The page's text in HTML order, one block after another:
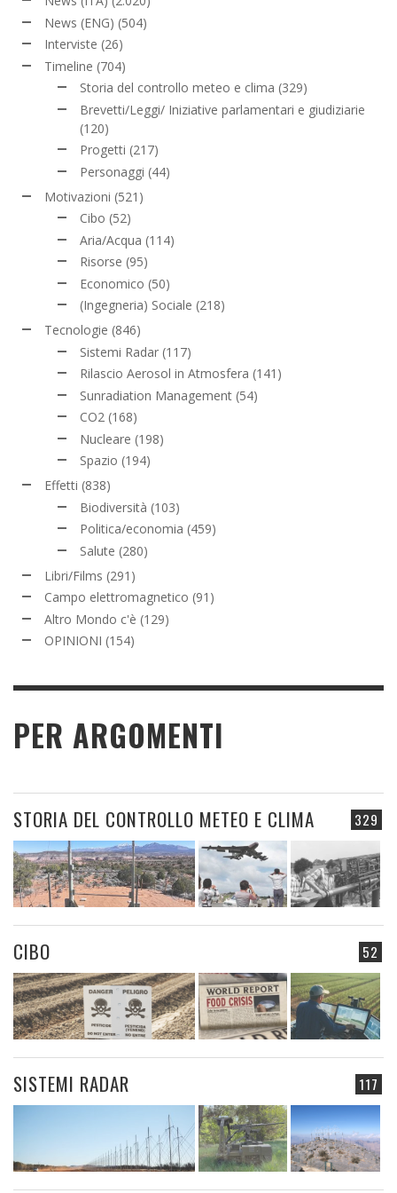
News (ENG) (504)
Interviste (26)
Timeline (704)
Storia del controllo meteo e clima (329)
Brevetti/Leggi/ Iniziative parlamentari e giudiziarie
(120)
Progetti (217)
Personaggi (44)
Motivazioni (521)
Cibo (52)
Aria/Acqua (114)
Risorse (95)
Economico (50)
(Ingegneria) Sociale (218)
Tecnologie (846)
Sistemi Radar (117)
Rilascio Aerosol in Atmosfera (141)
Sunradiation Management (54)
CO2 (168)
Nucleare (198)
Spazio (194)
Effetti (838)
Biodiversità (103)
Politica/economia (459)
Salute (280)
Libri/Films (291)
Campo elettromagnetico (91)
Altro Mondo c'è (129)
OPINIONI (154)
PER ARGOMENTI
329
STORIA DEL CONTROLLO METEO E CLIMA
52
CIBO
117
SISTEMI RADAR